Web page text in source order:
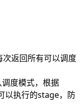
返回所有可以调度
度模式，根据
以执行的stage，防